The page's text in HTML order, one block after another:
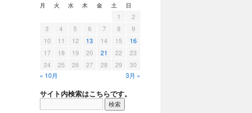
月 火 水 木 金 土 日
1
2
3
4 5 6 7 8
9
10
11 12 13 14 15
16
17
18 19 20 21 22
23
24
25 26 27 28 29
30
« 10月
3月 »
サイト内検索はこちらです。